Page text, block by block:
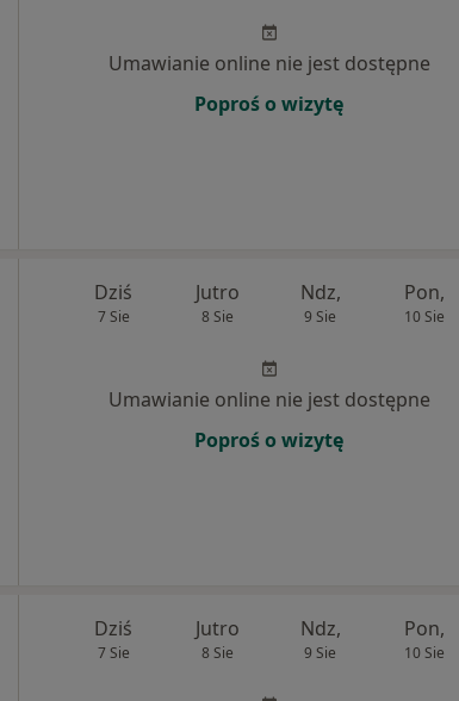
Umawianie online nie jest dostępne
Poproś o wizytę
Dziś
7 Sie
Jutro
8 Sie
Ndz,
9 Sie
Pon,
10 Sie
Umawianie online nie jest dostępne
Poproś o wizytę
Dziś
7 Sie
Jutro
8 Sie
Ndz,
9 Sie
Pon,
10 Sie